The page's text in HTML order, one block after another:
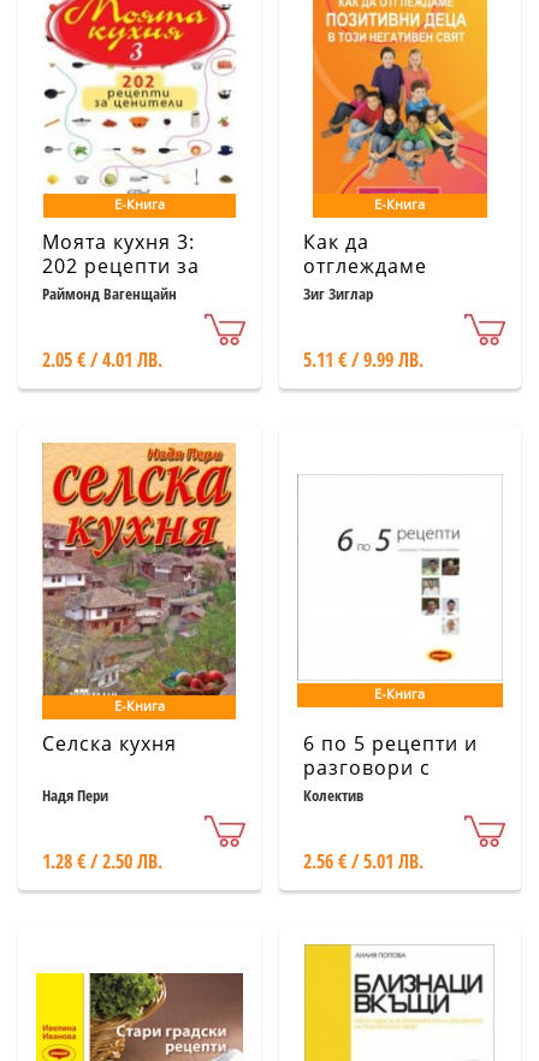
Е-Книга
Моята кухня 3:
202 рецепти за
ценители
Раймонд Вагенщайн
2.05 € / 4.01 ЛВ.
Е-Книга
Как да
отглеждаме
позитивни деца в
Зиг Зиглар
5.11 € / 9.99 ЛВ.
Е-Книга
Селска кухня
Надя Пери
1.28 € / 2.50 ЛВ.
Е-Книга
6 по 5 рецепти и
разговори с
български топ
Колектив
2.56 € / 5.01 ЛВ.